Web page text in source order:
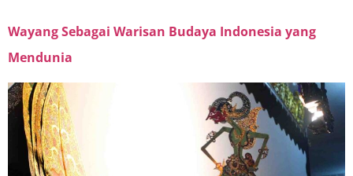
Wayang Sebagai Warisan Budaya Indonesia yang
Mendunia